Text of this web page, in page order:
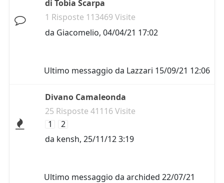
di Tobia Scarpa
1 Risposte 113469 Visite
da Giacomelio, 04/04/21 17:02
Ultimo messaggio da Lazzari 15/09/21 12:06
Divano Camaleonda
25 Risposte 41116 Visite
1
2
da kensh, 25/11/12 3:19
Ultimo messaggio da archided 22/07/21